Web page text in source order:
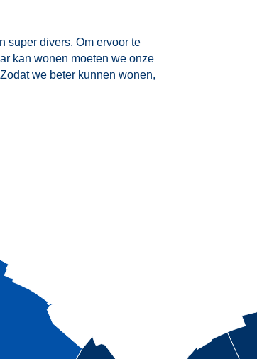
super divers. Om ervoor te
kan wonen moeten we onze
we beter kunnen wonen,